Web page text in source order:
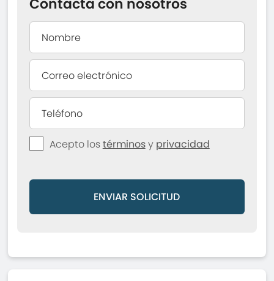
Contacta con nosotros
Acepto lostérminosy privacidad
ENVIAR SOLICITUD